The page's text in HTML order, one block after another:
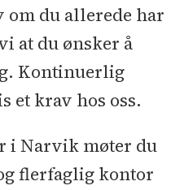
om du allerede har
at du ønsker å
Kontinuerlig
krav hos oss.
i Narvik møter du
flerfaglig kontor